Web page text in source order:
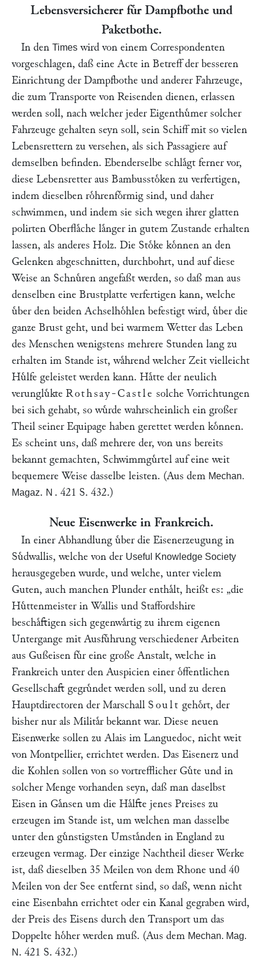
Lebensversicherer fuͤr Dampfbothe und
Paketbothe.
In den Times wird von einem Correspondenten
vorgeschlagen, daß eine Acte in Betreff der besseren
Einrichtung der Dampfbothe und anderer Fahrzeuge,
die zum Transporte von Reisenden dienen, erlassen
werden soll, nach welcher jeder Eigenthuͤmer solcher
Fahrzeuge gehalten seyn soll, sein Schiff mit so vielen
Lebensrettern zu versehen, als sich Passagiere auf
demselben befinden. Ebenderselbe schlaͤgt ferner vor,
diese Lebensretter aus Bambusstoͤken zu verfertigen,
indem dieselben roͤhrenfoͤrmig sind, und daher
schwimmen, und indem sie sich wegen ihrer glatten
polirten Oberflaͤche laͤnger in gutem Zustande erhalten
lassen, als anderes Holz. Die Stoͤke koͤnnen an den
Gelenken abgeschnitten, durchbohrt, und auf diese
Weise an Schnuͤren angefaßt werden, so daß man aus
denselben eine Brustplatte verfertigen kann, welche
uͤber den beiden Achselhoͤhlen befestigt wird, uͤber die
ganze Brust geht, und bei warmem Wetter das Leben
des Menschen wenigstens mehrere Stunden lang zu
erhalten im Stande ist, waͤhrend welcher Zeit vielleicht
Huͤlfe geleistet werden kann. Haͤtte der neulich
verungluͤkte Rothsay-Castle solche Vorrichtungen
bei sich gehabt, so wuͤrde wahrscheinlich ein großer
Theil seiner Equipage haben gerettet werden koͤnnen.
Es scheint uns, daß mehrere der, von uns bereits
bekannt gemachten, Schwimmguͤrtel auf eine weit
bequemere Weise dasselbe leisten. (Aus dem Mechan.
Magaz. N . 421 S. 432.)
Neue Eisenwerke in Frankreich.
In einer Abhandlung uͤber die Eisenerzeugung in
Suͤdwallis, welche von der Useful Knowledge Society
herausgegeben wurde, und welche, unter vielem
Guten, auch manchen Plunder enthaͤlt, heißt es: „die
Huͤttenmeister in Wallis und Staffordshire
beschaͤftigen sich gegenwaͤrtig zu ihrem eigenen
Untergange mit Ausfuͤhrung verschiedener Arbeiten
aus Gußeisen fuͤr eine große Anstalt, welche in
Frankreich unter den Auspicien einer oͤffentlichen
Gesellschaft gegruͤndet werden soll, und zu deren
Hauptdirectoren der Marschall Soult gehoͤrt, der
bisher nur als Militaͤr bekannt war. Diese neuen
Eisenwerke sollen zu Alais im Languedoc, nicht weit
von Montpellier, errichtet werden. Das Eisenerz und
die Kohlen sollen von so vortrefflicher Guͤte und in
solcher Menge vorhanden seyn, daß man daselbst
Eisen in Gaͤnsen um die Haͤlfte jenes Preises zu
erzeugen im Stande ist, um welchen man dasselbe
unter den guͤnstigsten Umstaͤnden in England zu
erzeugen vermag. Der einzige Nachtheil dieser Werke
ist, daß dieselben 35 Meilen von dem Rhone und 40
Meilen von der See entfernt sind, so daß, wenn nicht
eine Eisenbahn errichtet oder ein Kanal gegraben wird,
der Preis des Eisens durch den Transport um das
Doppelte hoͤher werden muß. (Aus dem Mechan. Mag.
N . 421 S. 432.)